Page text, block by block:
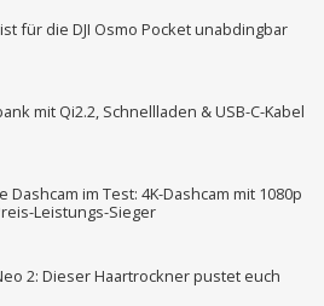
für die DJI Osmo Pocket unabdingbar
mit Qi2.2, Schnellladen & USB-C-Kabel
Dashcam im Test: 4K-Dashcam mit 1080p
Leistungs-Sieger
2: Dieser Haartrockner pustet euch